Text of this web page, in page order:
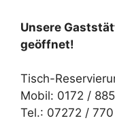
Unsere
geöffnet!
Tisch-
Mobil: 0172 /
Tel.: 07272 /